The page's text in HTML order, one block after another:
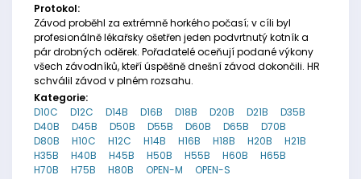
Protokol:
Závod proběhl za extrémně horkého počasí; v cíli byl
profesionálně lékařsky ošetřen jeden podvrtnutý kotník a
pár drobných oděrek. Pořadatelé oceňují podané výkony
všech závodníků, kteří úspěšně dnešní závod dokončili. HR
schválil závod v plném rozsahu.
Kategorie:
D10C
D12C D14B D16B D18B D20B D21B
D35B
D40B
D45B D50B D55B D60B D65B
D70B
D80B
H10C H12C H14B H16B H18B H20B
H21B
H35B
H40B H45B H50B H55B H60B
H65B
H70B
H75B H80B OPEN-M OPEN-S